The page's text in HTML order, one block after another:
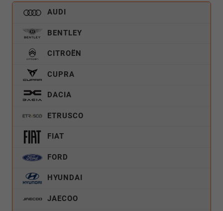
AUDI
BENTLEY
CITROËN
CUPRA
DACIA
ETRUSCO
FIAT
FORD
HYUNDAI
JAECOO